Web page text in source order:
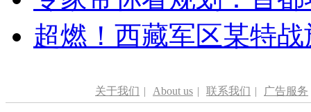
超燃！西藏军区某特
关于我们 | About us | 联系我们 | 广告服务